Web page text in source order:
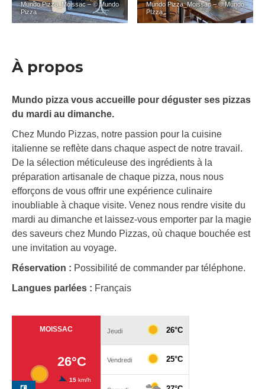
Mundo Pizza_Moissac – © Mundo
Pizza
Mundo Pizza_Moissac – © Mundo
PIzza
À propos
Mundo pizza vous accueille pour déguster ses pizzas
du mardi au dimanche.
Chez Mundo Pizzas, notre passion pour la cuisine
italienne se reflète dans chaque aspect de notre travail.
De la sélection méticuleuse des ingrédients à la
préparation artisanale de chaque pizza, nous nous
efforçons de vous offrir une expérience culinaire
inoubliable à chaque visite. Venez nous rendre visite du
mardi au dimanche et laissez-vous emporter par la magie
des saveurs chez Mundo Pizzas, où chaque bouchée est
une invitation au voyage.
Réservation : Possibilité de commander par téléphone.
Langues parlées : Français